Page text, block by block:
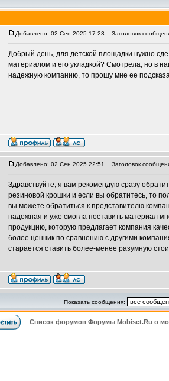
Добавлено: 02 Сен 2025 17:23 Заголовок
Добрый день, для детской площадки нужно
материалом и его укладкой? Смотрела, но в
надежную компанию, то прошу мне ее
Добавлено: 02 Сен 2025 22:51 Заголовок
Здравствуйте, я вам рекомендую сразу
резиновой крошки и если вы обратитесь, то
вы можете обратиться к представителю
надежная и уже смогла поставить материал
продукцию, которую предлагает компания
более ценник по сравнению с другими
старается ставить более-менее разумную
Показать сообщения:
Список форумов Форумы Mobiset.Ru о